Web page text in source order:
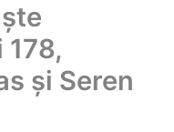
178,
și Seren